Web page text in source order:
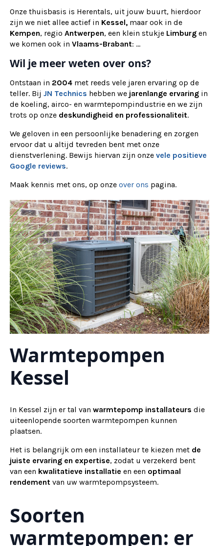
Onze thuisbasis is Herentals, uit jouw buurt, hierdoor
zijn we niet allee actief in Kessel, maar ook in de
Kempen, regio Antwerpen, een klein stukje Limburg en
we komen ook in Vlaams-Brabant: ...
Wil je meer weten over ons?
Ontstaan in 2004 met reeds vele jaren ervaring op de
teller. Bij JN Technics hebben we jarenlange ervaring in
de koeling, airco- en warmtepompindustrie en we zijn
trots op onze deskundigheid en professionaliteit.
We geloven in een persoonlijke benadering en zorgen
ervoor dat u altijd tevreden bent met onze
dienstverlening. Bewijs hiervan zijn onze vele positieve
Google reviews.
Maak kennis met ons, op onze over ons pagina.
Warmtepompen
Kessel
In Kessel zijn er tal van warmtepomp installateurs die
uiteenlopende soorten warmtepompen kunnen
plaatsen.
Het is belangrijk om een installateur te kiezen met de
juiste ervaring en expertise, zodat u verzekerd bent
van een kwalitatieve installatie en een optimaal
rendement van uw warmtepompsysteem.
Soorten
warmtepompen: er